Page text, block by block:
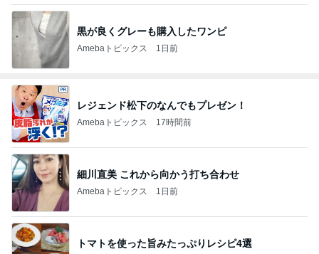
黒が良くグレーも購入したワンピ
Amebaトピックス 1日前
レジェンド松下のなんでもプレゼン！
Amebaトピックス 17時間前
細川直美 これから向かう打ち合わせ
Amebaトピックス 1日前
トマトを使った旨みたっぷりレシピ4選